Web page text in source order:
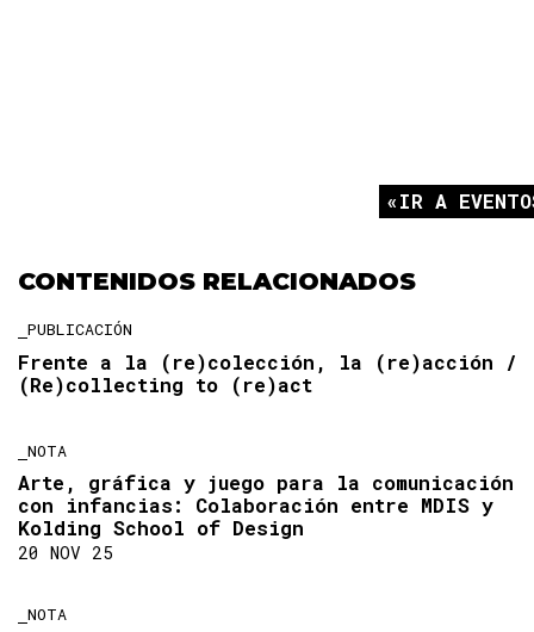
IR A
CONTENIDOS RELACIONADOS
PUBLICACIÓN
Frente a la (re)colección, la (re)acción /
(Re)collecting to (re)act
NOTA
Arte, gráfica y juego para la comunicación
con infancias: Colaboración entre MDIS y
Kolding School of Design
20 NOV 25
NOTA